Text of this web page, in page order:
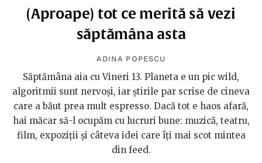
(Aproape) tot ce merită să vezi
săptămâna asta
ADINA POPESCU
Săptămâna aia cu Vineri 13. Planeta e un pic wild,
algoritmii sunt nervoși, iar știrile par scrise de cineva
care a băut prea mult espresso. Dacă tot e haos afară,
hai măcar să-l ocupăm cu lucruri bune: muzică, teatru,
film, expoziții și câteva idei care îți mai scot mintea
din feed.